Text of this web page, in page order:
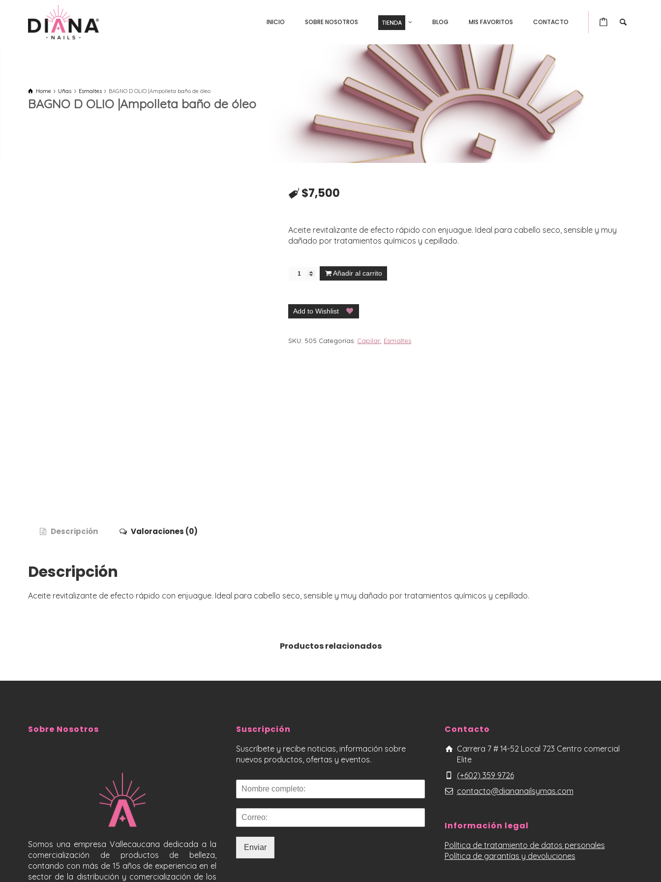
INICIO SOBRE NOSOTROS BLOG MIS FAVORITOS CONTACTO
Home Uñas Esmaltes BAGNO D OLIO |Ampolleta baño de óleo
BAGNO D OLIO |Ampolleta baño de óleo
$7,500
Aceite revitalizante de efecto rápido con enjuague. Ideal para cabello seco, sensible y muy
dañado por tratamientos químicos y cepillado.
Añadir al carrito
Add to Wishlist
SKU: 505 Categorías: Capilar Esmaltes
Descripción Valoraciones (0)
Descripción
Aceite revitalizante de efecto rápido con enjuague. Ideal para cabello seco, sensible y muy dañado por tratamientos químicos y cepillado.
Productos relacionados
Sobre Nosotros
Somos una empresa Vallecaucana dedicada a la
comercialización de productos de belleza,
contando con más de 15 años de experiencia en el
sector de la distribución y comercialización de los
Suscripción
Suscríbete y recibe noticias, información sobre
nuevos productos, ofertas y eventos.
Enviar
Contacto
Carrera 7 # 14-52 Local 723 Centro comercial
Elite
(+602) 359 9726
contacto@diananailsymas.com
Información legal
Política de tratamiento de datos personales
Política de garantías y devoluciones